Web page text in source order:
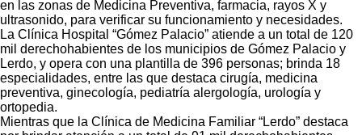
en las zonas de Medicina Preventiva, farmacia, rayos X y
ultrasonido, para verificar su funcionamiento y necesidades.
La Clínica Hospital “Gómez Palacio” atiende a un total de 120
mil derechohabientes de los municipios de Gómez Palacio y
Lerdo, y opera con una plantilla de 396 personas; brinda 18
especialidades, entre las que destaca cirugía, medicina
preventiva, ginecología, pediatría alergología, urología y
ortopedia.
Mientras que la Clínica de Medicina Familiar “Lerdo” destaca